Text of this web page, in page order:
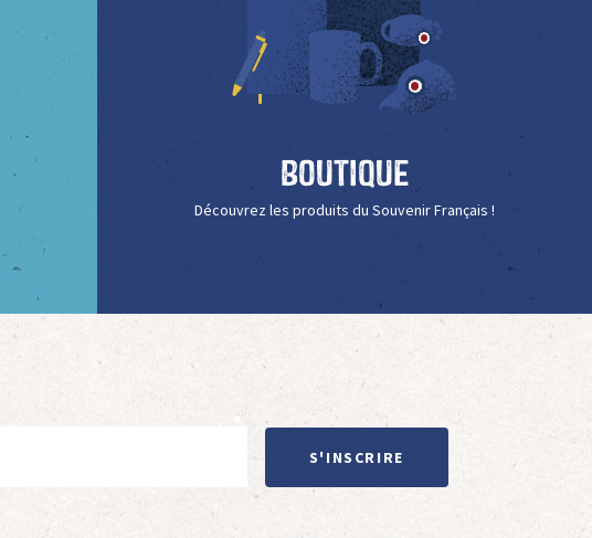
Boutique
Découvrez les produits du Souvenir Français !
S'INSCRIRE